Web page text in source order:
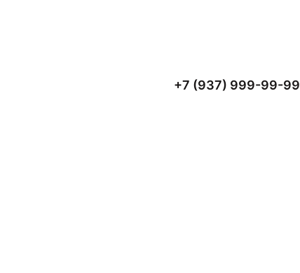
+7 (937) 999-99-99